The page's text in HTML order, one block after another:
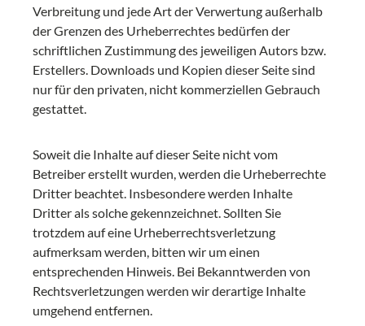
Verbreitung und jede Art der Verwertung außerhalb
der Grenzen des Urheberrechtes bedürfen der
schriftlichen Zustimmung des jeweiligen Autors bzw.
Erstellers. Downloads und Kopien dieser Seite sind
nur für den privaten, nicht kommerziellen Gebrauch
gestattet.
Soweit die Inhalte auf dieser Seite nicht vom
Betreiber erstellt wurden, werden die Urheberrechte
Dritter beachtet. Insbesondere werden Inhalte
Dritter als solche gekennzeichnet. Sollten Sie
trotzdem auf eine Urheberrechtsverletzung
aufmerksam werden, bitten wir um einen
entsprechenden Hinweis. Bei Bekanntwerden von
Rechtsverletzungen werden wir derartige Inhalte
umgehend entfernen.